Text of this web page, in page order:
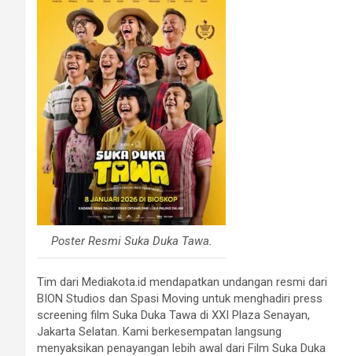
Poster Resmi Suka Duka Tawa.
Tim dari Mediakota.id mendapatkan undangan resmi dari
BION Studios dan Spasi Moving untuk menghadiri press
screening film Suka Duka Tawa di XXI Plaza Senayan,
Jakarta Selatan. Kami berkesempatan langsung
menyaksikan penayangan lebih awal dari Film Suka Duka